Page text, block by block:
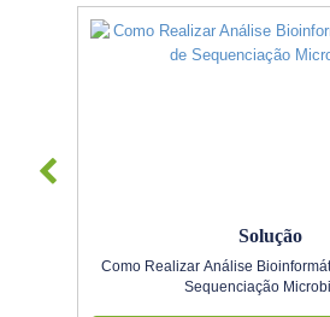
Solução
Como Realizar Análise
Sequenciação